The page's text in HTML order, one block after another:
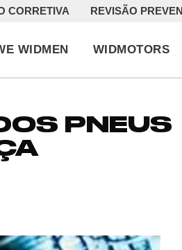
CORRETIVA REVISÃO
WIDMEN WIDMOTORS
PNEUS